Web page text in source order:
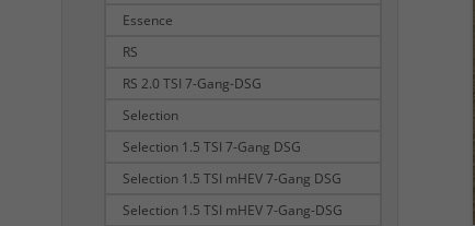
Essence
RS
RS 2.0 TSI 7-Gang-DSG
Selection
Selection 1.5 TSI 7-Gang DSG
Selection 1.5 TSI mHEV 7-Gang DSG
Selection 1.5 TSI mHEV 7-Gang-DSG